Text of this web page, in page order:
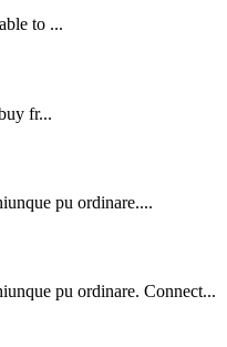
to ...
fr...
pu ordinare....
pu ordinare. Connect...